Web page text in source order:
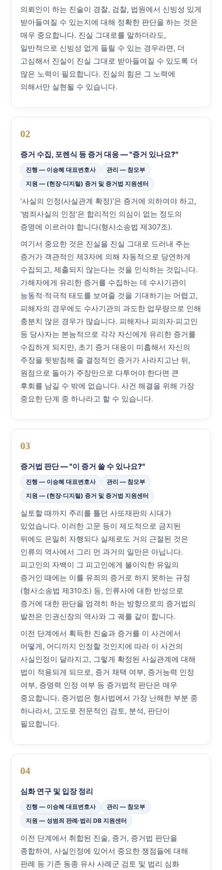
의뢰인이 하는 진술이 경찰, 검찰, 법원에서 신빙성 있게
받아들여질 수 있는지에 대해 정확한 판단을 하는 것은
매우 중요합니다. 진실 그대로를 말하더라도,
일반적으로 신빙성 없게 들릴 수 있는 경우라면, 더
고심해서 진실이 진실 그대로 받아들여질 수 있도록 더
많은 노력이 필요합니다. 진실의 힘은 그 노력에
의해서만 실현될 수 있습니다.
02
증거 수집, 포렌식 등 증거 대응 — "증거 있나요?"
진행 — 이승혜 대표변호사
관리 — 참모부
지원 — (현장·디지털) 증거 및 증거법 지원센터
'사실의 인정(사실관계 확정)'은 증거에 의하여야 하고,
'범죄사실의 인정'은 합리적인 의심이 없는 정도의
증명에 이르러야 합니다(형사소송법 제307조).
여기서 중요한 것은 진실을 진실 그대로 드러내 주는
증거가 객관적인 제3자에 의해 자동적으로 당연하게
수집되고, 제출되지 않는다는 것을 인식하는 것입니다.
가해자에게 유리한 증거를 수집하는 데 수사기관이
능동적·적극적 태도를 보여줄 것을 기대하기는 어렵고,
피해자의 경우에도 수사기관의 과도한 업무량으로 인해
충분치 않은 경우가 많습니다. 피해자나 피의자·피고인
등 당사자는 본능적으로 각각 자신에게 유리한 증거를
수집하게 되지만, 초기 증거 대응이 미흡해서 자신의
주장을 뒷받침해 줄 결정적인 증거가 사라지고난 뒤,
원점으로 돌아가 주장만으로 다투어야 한다면 큰
후회를 남길 수 밖에 없습니다. 사건 해결을 위해 가장
중요한 단계 중 하나라고 할 수 있습니다.
03
증거법 판단 — "이 증거 쓸 수 있나요?"
진행 — 이승혜 대표변호사
관리 — 참모부
지원 — (현장·디지털) 증거 및 증거법 지원센터
실토할 때까지 주리를 틀던 사또재판의 시대가
있었습니다. 이러한 고문 등이 제도적으로 금지된
뒤에도 은밀히 자행되다 실제로도 거의 근절된 것은
인류의 역사에서 그리 먼 과거의 일만은 아닙니다.
피고인의 자백이 그 피고인에게 불이익한 유일의
증거인 때에는 이를 유죄의 증거로 하지 못하는 규정
(형사소송법 제310조) 등, 인류사에 대한 반성으로
증거에 대한 판단을 엄격히 하는 방향으로의 증거법의
발전은 인권신장의 역사와 그 궤를 같이 합니다.
이전 단계에서 획득한 진술과 증거를 이 사건에서
어떻게, 어디까지 인정할 것인지에 따라 이 사건의
사실인정이 달라지고, 그렇게 확정된 사실관계에 대해
법이 적용되게 되므로, 증거 채택 여부, 증거능력 인정
여부, 증명력 인정 여부 등 증거법적 판단은 매우
중요합니다. 증거법은 형사법에서 가장 난해한 부분 중
하나라서, 고도로 전문적인 검토, 분석, 판단이
필요합니다.
04
심화 연구 및 입장 정리
진행 — 이승혜 대표변호사
관리 — 참모부
지원 — 성범죄 판례·법리 DB 지원센터
이전 단계에서 취합된 진술, 증거, 증거법 판단을
종합하여, 사실인정에 있어서 중요한 쟁점들에 대해
판례 등 기존 동종 유사 사례군 검토 및 법리 심화